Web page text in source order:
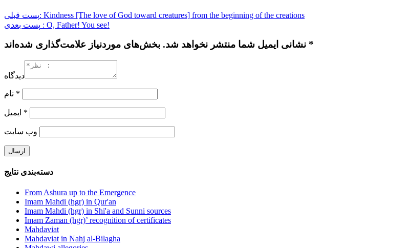
پست قبلی: Kindness [The love of God toward creatures] from the beginning of the creations
پست بعدی : O, Father! You see!
نشانی ایمیل شما منتشر نخواهد شد. بخش‌های موردنیاز علامت‌گذاری شده‌اند *
دیدگاه
*
*
وب‌ سایت
دسته‌بندی نتایج
From Ashura up to the Emergence
Imam Mahdi (hgr) in Qur'an
Imam Mahdi (hgr) in Shi'a and Sunni sources
Imam Zaman (hgr)’ recognition of certificates
Mahdaviat
Mahdaviat in Nahj al-Bilagha